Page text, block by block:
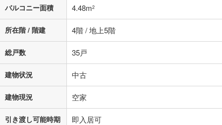
バルコニー面積 4.48m2
所在階 / 階建 4階 / 地上5階
総戸数 35戸
建物状況 中古
建物現況 空家
引き渡し可能時期 即入居可